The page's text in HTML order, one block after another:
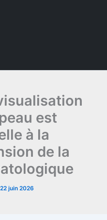
est
à la
de la
22 juin 2026